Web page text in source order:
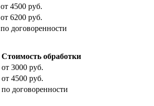
от 4500 руб.
от 6200 руб.
по договоренности
Стоимость обработки
от 3000 руб.
от 4500 руб.
по договоренности